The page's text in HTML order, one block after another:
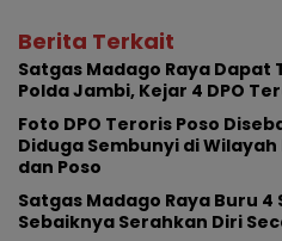
Berita Terkait
Satgas Madago Raya
Polda Jambi, Kejar 4 DPO
Foto DPO Teroris Poso
Diduga Sembunyi di
dan Poso
Satgas Madago Raya Buru 4
Sebaiknya Serahkan Diri